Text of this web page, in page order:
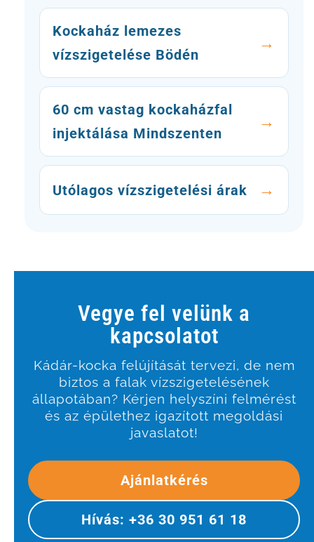
Kockaház lemezes
vízszigetelése Bödén
60 cm vastag kockaházfal
injektálása Mindszenten
Utólagos vízszigetelési árak
Vegye fel velünk a
kapcsolatot
Kádár-kocka felújítását tervezi, de nem
biztos a falak vízszigetelésének
állapotában? Kérjen helyszíni felmérést
és az épülethez igazított megoldási
javaslatot!
Ajánlatkérés
Hívás: +36 30 951 61 18